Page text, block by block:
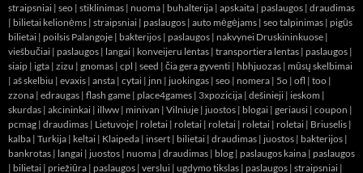
straipsniai | seo | stiklinimas | nuoma | buhalterija | apskaita | paslaugos | draudimas
| bilietai kelionėms | straipsniai | paslaugos | auto mėgėjams | seo talpinimas | pigūs
bilietai | poilsis Palangoje | bakterijos | paslaugos | nakvynei Druskininkuose |
viešbučiai | paslaugos | langai | konveijeru lentas | transportiera lentas | paslaugos |
siaip | igta | zizu | gnomas | cpl | seed | čia gera gyventi | hbhjuozas | mūsų skelbimai
| aš skelbiu | evaxis | ansta | cytai | jnn | juokingas | seo | nomera | 5o | ofl | too |
zzona | edraugas | flash game | place4games | 3xpozicija | dešinieji | ieskom |
skurdas | akcininkai | illww | minivan | Vilniuje | juostos | blogai | geriausi | coupon |
pcmag | draudimas | Lietuvoje | roletai | roletai | roletai | roletai | roletai | Briuselis |
kalba | Turkija | keltai | Klaipeda | insert | bilietai | draudimas | juostos | bakterijos |
bankrotas | langai | juostos | nuoma | draudimas | blog | paslaugos kaina | paslaugos
| bilietai | priežiūra | paslaugos | verslui | ugdymo tikslas | paslaugos | straipsniai |